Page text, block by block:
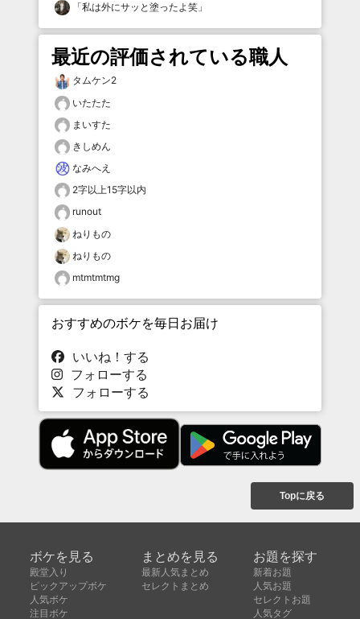
「私は外にサッと塗ったよ笑 」
最近の評価されている職人
タムケン2
いたたた
まいすた
きしめん
なみへえ
2字以上15字以内
runout
ねりもの
ねりもの
mtmtmtmg
おすすめのボケを毎日お届け
いいね！する
フォローする
フォローする
Topに戻る
ボケを見る
殿堂入り
ピックアップボケ
人気ボケ
注目ボケ
まとめを見る
最新人気まとめ
セレクトまとめ
お題を探す
新着お題
人気お題
セレクトお題
人気タグ